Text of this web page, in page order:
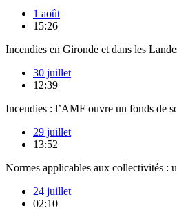
1 août
15:26
Incendies en Gironde et dans les
30 juillet
12:39
Incendies : l’AMF ouvre un fonds de
29 juillet
13:52
Normes applicables aux collectivités :
24 juillet
02:10